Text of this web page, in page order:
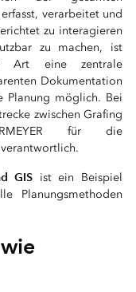
verarbeitet und
zu interagieren
zu machen, ist
Art eine zentrale
Dokumentation
Planung möglich. Bei
zwischen Grafing
für die
GIS ist ein Beispiel
Planungsmethoden